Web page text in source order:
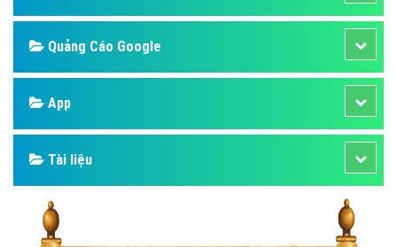
Quảng Cáo Google
App
Tài liệu